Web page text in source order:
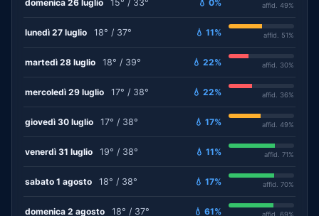
domenica 26 luglio 15° / 33° 💧 0% affid. 49%
lunedì 27 luglio 18° / 37° 💧 11% affid. 51%
martedì 28 luglio 18° / 39° 💧 22% affid. 30%
mercoledì 29 luglio 17° / 38° 💧 22% affid. 36%
giovedì 30 luglio 17° / 38° 💧 17% affid. 49%
venerdì 31 luglio 19° / 38° 💧 11% affid. 71%
sabato 1 agosto 18° / 38° 💧 17% affid. 70%
domenica 2 agosto 18° / 37° 💧 61% affid. 69%